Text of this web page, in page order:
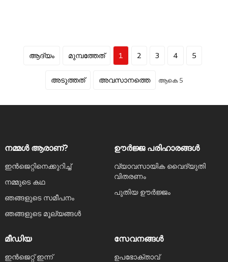
ആദ്യം മുമ്പത്തേത് 1 2 3 4 5
അടുത്തത് അവസാനത്തെ ആകെ 5
നമ്മള്‍ ആരാണ്?
ഇൻജെറ്റിനെക്കുറിച്ച്
നമ്മുടെ കഥ
ഞങ്ങളുടെ സമീപനം
ഞങ്ങളുടെ മൂല്യങ്ങൾ
ഊർജ്ജ പരിഹാരങ്ങൾ
വ്യാവസായിക വൈദ്യുതി
വിതരണം
പുതിയ ഊർജ്ജം
മീഡിയ
ഇൻജെറ്റ് ഇന്ന്
സേവനങ്ങള്‍
ഉപഭോക്താവ്